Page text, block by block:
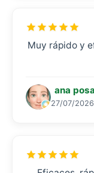
Muy rápido y
ana
27/07/